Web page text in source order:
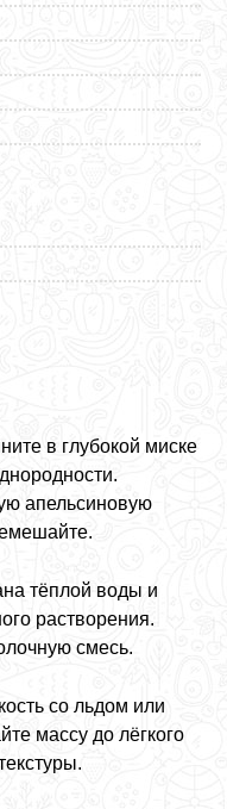
в глубокой миске
апельсиновую
тёплой воды и
растворения.
смесь.
со льдом или
массу до лёгкого